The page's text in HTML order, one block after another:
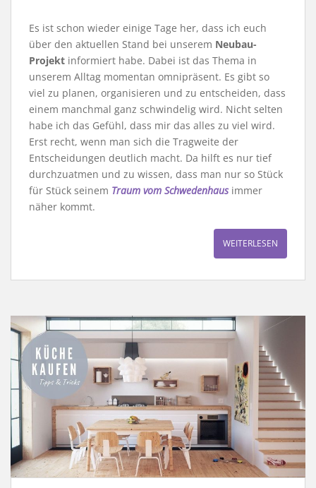
Es ist schon wieder einige Tage her, dass ich euch
über den aktuellen Stand bei unserem Neubau-
Projekt informiert habe. Dabei ist das Thema in
unserem Alltag momentan omnipräsent. Es gibt so
viel zu planen, organisieren und zu entscheiden, dass
einem manchmal ganz schwindelig wird. Nicht selten
habe ich das Gefühl, dass mir das alles zu viel wird.
Erst recht, wenn man sich die Tragweite der
Entscheidungen deutlich macht. Da hilft es nur tief
durchzuatmen und zu wissen, dass man nur so Stück
für Stück seinem Traum vom Schwedenhausimmer
näher kommt.
WEITERLESEN